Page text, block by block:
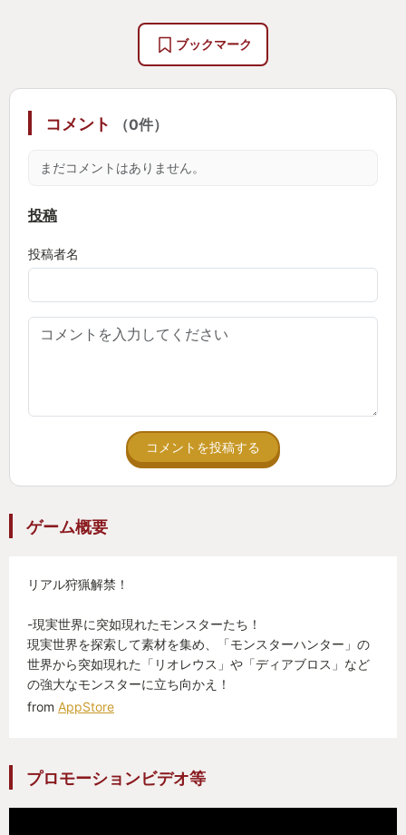
は大丈夫かな、防寒着をきていこう、歩きやすい靴
をはいて、寒さ対策は十分かな、BGMは何をきこう
また外に出ればリアルな体感をうけるのです、朝
の空気は澄んだ気がするな、小鳥のさえずり、朝日
がまぶしいな、小学校の頃よく遊んだ公園懐かしい
うな、日中はあったかくてきもちいいな、夜だとこ
そして攻略のスピードは自分のペースで組み立て
トイレで用をたしておこう、水分補給は自販機で買
るほど、先に追いつきたくなりますが、そこはソシ
ャゲー、アプデをくりかえすのでね、数か月、数年
のスパンで、自分ペースでやればいいのです。
限定イベントをガチでやるかやらないかも自由、
課金も、ゲーム内課金をしてもいいし、靴や着るも
の、交通費のリアル課金も自由で際限なく可能で
比較的飽き性な私ですが、ポケモンＧｏやドラク
エウォークよりも、なぜここまでのシンクロ感を抱
くかは謎（アクションゲームだからかな？）です
が、通勤の行と帰りや、休日にこつこつ続けており
ます。
９月に配信開始したばかりで、今後さらにアップ
ＯＴＹは、かつてないリアルとのシンクロ感を感じ
させてくれたこのゲームに決まりです。
ブックマーク
コメント （0件）
まだコメントはありません。
投稿
投稿者名
コメントを投稿する
ゲーム概要
リアル狩猟解禁！
-現実世界に突如現れたモンスターたち！
現実世界を探索して素材を集め、「モンスターハンター」の
世界から突如現れた「リオレウス」や「ディアブロス」など
の強大なモンスターに立ち向かえ！
from AppStore
プロモーションビデオ等